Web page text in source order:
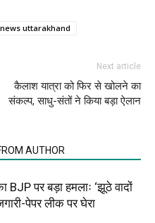
uttarakhand
Next article
कैलाश यात्रा को फिर से खोलने का
संकल्प, साधु-संतों ने किया बड़ा ऐलान
AUTHOR
BJP पर बड़ा हमलाः ‘झूठे वादों
पेपर लीक पर घेरा